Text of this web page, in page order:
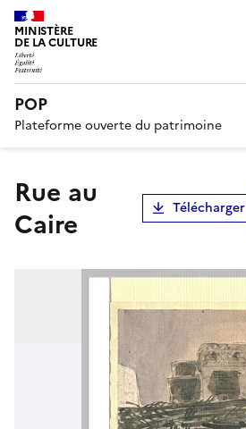
MINISTÈRE
DE LA CULTURE
POP
Plateforme ouverte du patrimoine
Rue au
Caire
Télécharger